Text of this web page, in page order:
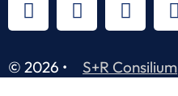
© 2026 • S+R Consilium